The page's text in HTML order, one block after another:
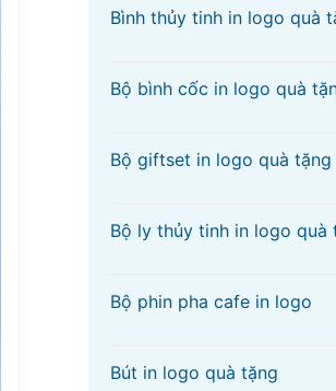
Bình thủy tinh in logo quà
Bộ bình cốc in logo quà
Bộ giftset in logo quà tặng
Bộ ly thủy tinh in logo quà
Bộ phin pha cafe in logo
Bút in logo quà tặng